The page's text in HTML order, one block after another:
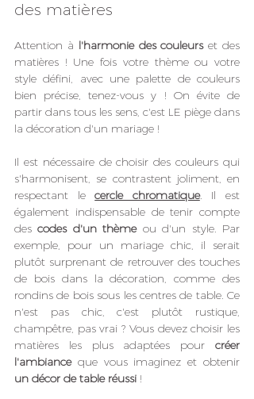
des matières
Attention à l'harmonie des couleurs et des
matières ! Une fois votre thème ou votre
style défini, avec une palette de couleurs
bien précise, tenez-vous y ! On évite de
partir dans tous les sens, c'est LE piège dans
la décoration d'un mariage !
Il est nécessaire de choisir des couleurs qui
s'harmonisent, se contrastent joliment, en
respectant le cercle chromatique. Il est
également indispensable de tenir compte
des codes d'un thème ou d'un style. Par
exemple, pour un mariage chic, il serait
plutôt surprenant de retrouver des touches
de bois dans la décoration, comme des
rondins de bois sous les centres de table. Ce
n'est pas chic, c'est plutôt rustique,
champêtre, pas vrai ? Vous devez choisir les
matières les plus adaptées pour créer
l'ambiance
un décor de table réussi !